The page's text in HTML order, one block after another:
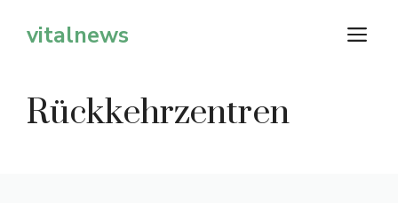
Inhaltvitalnews
Rückkehrzentren